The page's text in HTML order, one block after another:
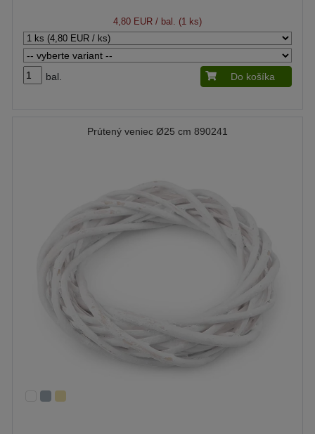
4,80 EUR / bal. (1 ks)
bal. Do košíka
Prútený veniec Ø25 cm 890241